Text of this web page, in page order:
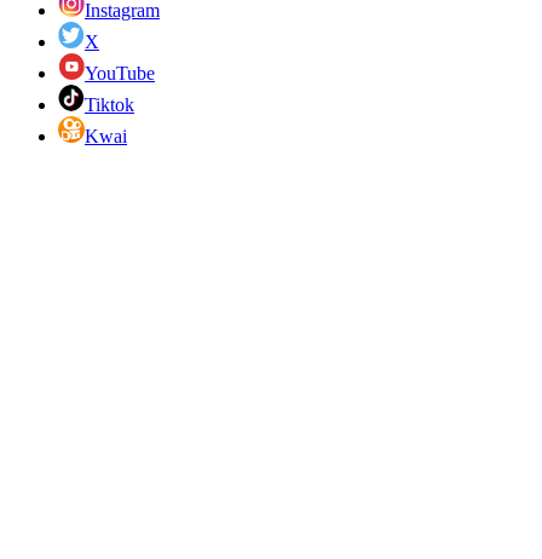
Instagram
X
YouTube
Tiktok
Kwai